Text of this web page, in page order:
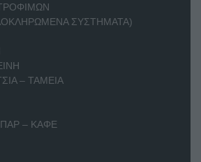
ΣΥΣΤΗΜΑΤΑ)
– ΤΑΜΕΙΑ
– ΚΑΦΕ